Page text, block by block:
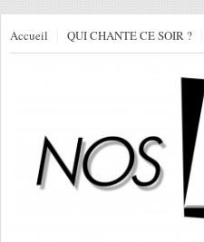
Accueil QUI CHANTE CE SOIR ?